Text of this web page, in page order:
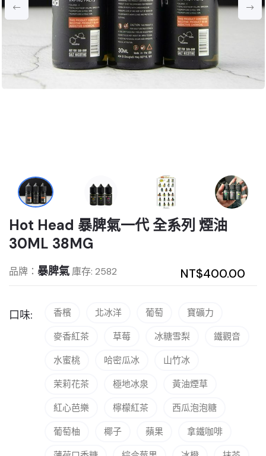
Hot Head 暴脾氣一代 全系列 煙油
30ML 38MG
品牌： 暴脾氣 NT$400.00
庫存: 2582
口味: 香檳 北冰洋 葡萄
寶礦力
麥香紅茶
草莓 冰糖雪梨
鐵觀音
水蜜桃
哈密瓜冰
山竹冰
茉莉花茶
極地冰泉
黃油煙草
紅心芭樂
檸檬紅茶
西瓜泡泡糖
葡萄柚
椰子 蘋果
拿鐵咖啡